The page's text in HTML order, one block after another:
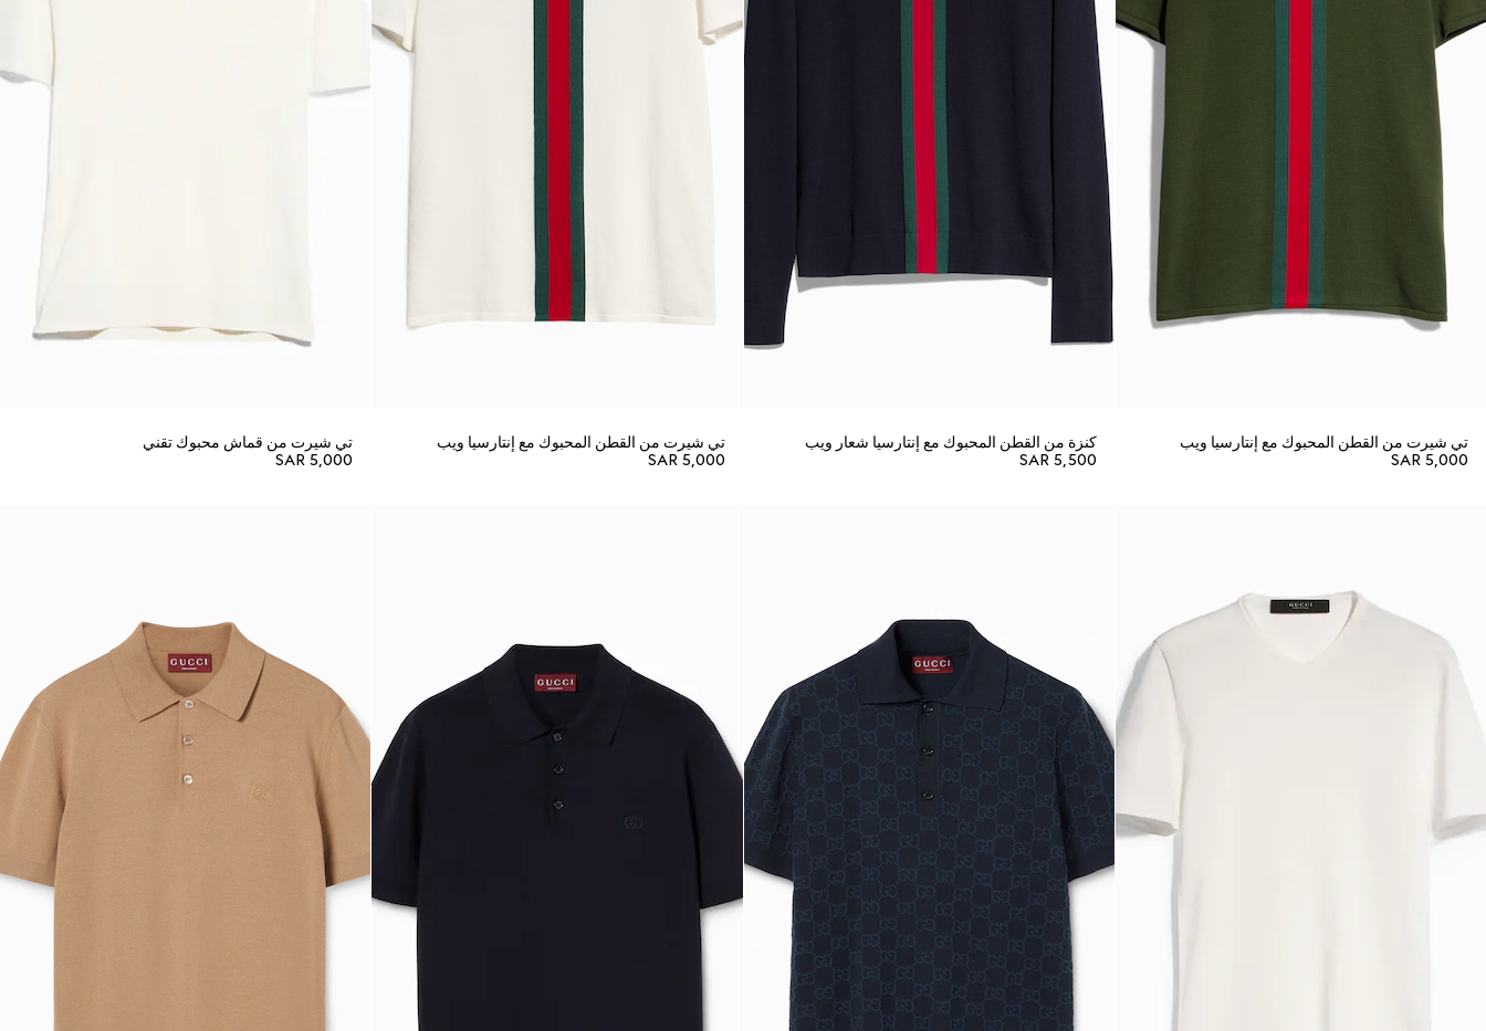
تي شيرت من القطن المحبوك مع إنتارسيا ويب
SAR 5,000
كنزة من القطن المحبوك مع إنتارسيا شعار ويب
SAR 5,500
تي شيرت من القطن المحبوك مع إنتارسيا ويب
SAR 5,000
تي شيرت من قماش محبوك تقني
SAR 5,000